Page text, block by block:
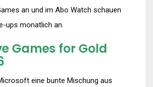
an und im Abo Watch schauen
ups monatlich an.
Games for Gold
eine bunte Mischung aus